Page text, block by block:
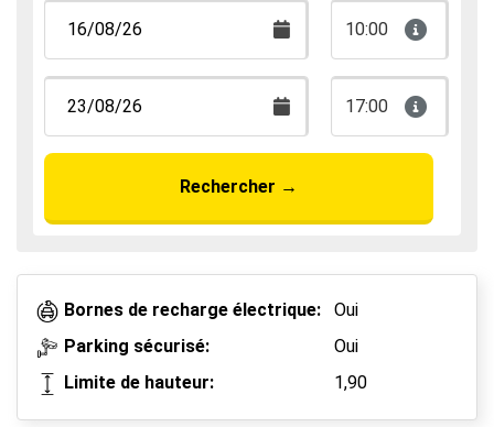
10:00
17:00
Rechercher →
Bornes de recharge électrique:
Oui
Parking sécurisé:
Oui
Limite de hauteur:
1,90